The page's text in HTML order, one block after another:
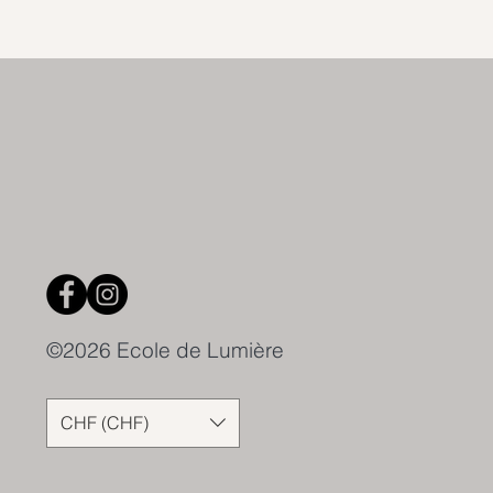
©2026 Ecole de Lumière
CHF (CHF)